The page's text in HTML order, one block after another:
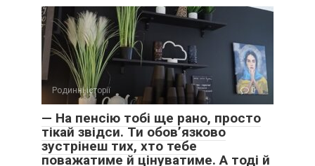
Родинні історії 0
— На пенсію тобі ще рано, просто
тікай звідси. Ти обов’язково
зустрінеш тих, хто тебе
поважатиме й цінуватиме. А тоді й